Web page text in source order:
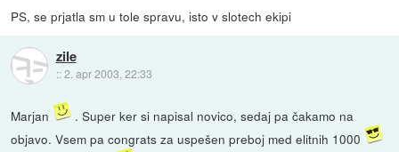
PS, se prjatla sm u tole spravu, isto v slotech ekipi
zile
::2. apr 2003, 22:33
Marjan
. Super ker si napisal novico, sedaj pa čakamo na
objavo. Vsem pa congrats za uspešen preboj med elitnih 1000